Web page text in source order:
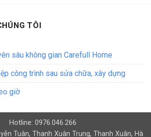
TÔI
sâu không gian Carefull Home
công trình sau sửa chữa, xây dựng
giờ
Hotline: 0976.046.266
Tuân, Thanh Xuân Trung, Thanh Xuân, Hà